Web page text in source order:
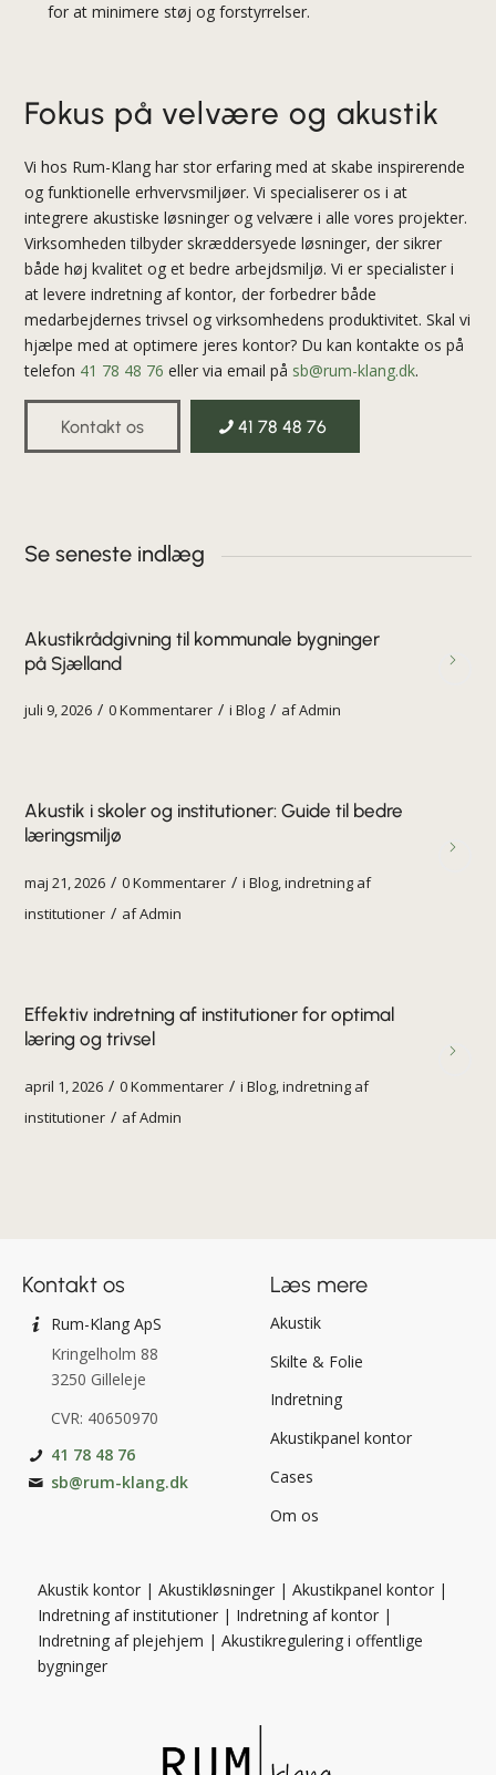
for at minimere støj og forstyrrelser.
Fokus på velvære og akustik
Vi hos Rum-Klang har stor erfaring med at skabe inspirerende
og funktionelle erhvervsmiljøer. Vi specialiserer os i at
integrere akustiske løsninger og velvære i alle vores projekter.
Virksomheden tilbyder skræddersyede løsninger, der sikrer
både høj kvalitet og et bedre arbejdsmiljø. Vi er specialister i
at levere indretning af kontor, der forbedrer både
medarbejdernes trivsel og virksomhedens produktivitet. Skal vi
hjælpe med at optimere jeres kontor? Du kan kontakte os på
telefon 41 78 48 76 eller via email på sb@rum-klang.dk.
Kontakt os 41 78 48 76
Se seneste indlæg
Akustikrådgivning til kommunale bygninger
på Sjælland
juli 9, 2026 / 0 Kommentarer / iBlog / afAdmin
Akustik i skoler og institutioner: Guide til bedre
læringsmiljø
maj 21, 2026 / 0 Kommentarer / iBlog,indretning af
institutioner / afAdmin
Effektiv indretning af institutioner for optimal
læring og trivsel
april 1, 2026 / 0 Kommentarer / iBlog,indretning af
institutioner / afAdmin
Kontakt os
Rum-Klang ApS
Kringelholm 88
3250 Gilleleje
CVR: 40650970
41 78 48 76
sb@rum-klang.dk
Læs mere
Akustik
Skilte & Folie
Indretning
Akustikpanel kontor
Cases
Om os
Akustik kontor| Akustikløsninger| Akustikpanel kontor|
Indretning af institutioner| Indretning af kontor|
Indretning af plejehjem | Akustikregulering i offentlige
bygninger